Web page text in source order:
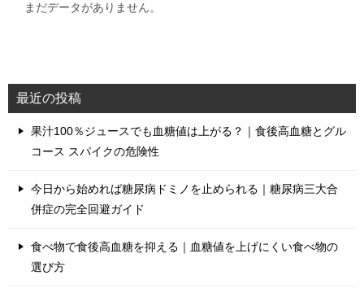
まだデータがありません。
最近の投稿
果汁100％ジュースでも血糖値は上がる？｜食後高血糖とグル
コース スパイクの危険性
今日から始めれば糖尿病ドミノを止められる｜糖尿病三大合
併症の完全回避ガイド
食べ物で食後高血糖を抑える｜血糖値を上げにくい食べ物の
選び方